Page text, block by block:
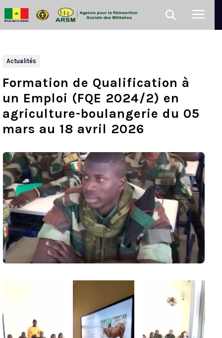
Actualités
Formation de Qualification à
un Emploi (FQE 2024/2) en
agriculture-boulangerie du 05
mars au 18 avril 2026